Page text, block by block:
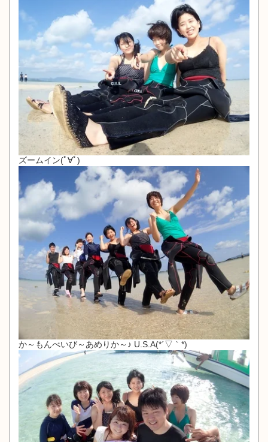
ズームイン(ﾟ∀ﾟ)
か～もんべいび～あめりか～♪ U.S.A(*´▽｀*)